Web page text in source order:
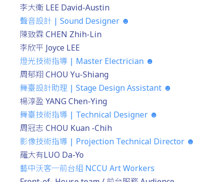
李大衛 LEE David-Austin
聲音設計 | Sound Designer ☻
陳致霖 CHEN Zhih-Lin
李欣平 Joyce LEE
燈光技術指導 | Master Electrician ☻
周郁翔 CHOU Yu-Shiang
舞臺設計助理 | Stage Design Assistant ☻
楊淳盈 YANG Chen-Ying
舞臺技術指導 | Technical Designer ☻
周冠志 CHOU Kuan -Chih
影像技術指導 | Projection Technical Director ☻
羅大有LUO Da-Yo
藝中沃客─前台組 NCCU Art Workers